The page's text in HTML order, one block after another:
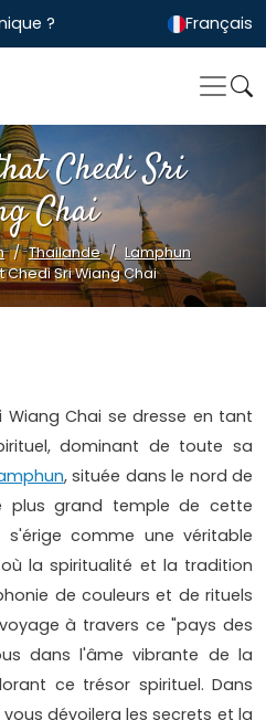
? Français
Chedi Sri
Chai
Thailande
Lamphun
Chedi Sri Wiang Chai
Wiang Chai se dresse en tant
dominant de toute sa
, située dans le nord de
plus grand temple de cette
comme une véritable
la spiritualité et la tradition
de couleurs et de rituels
à travers ce "pays des
dans l'âme vibrante de la
ce trésor spirituel. Dans
dévoilera les secrets et la